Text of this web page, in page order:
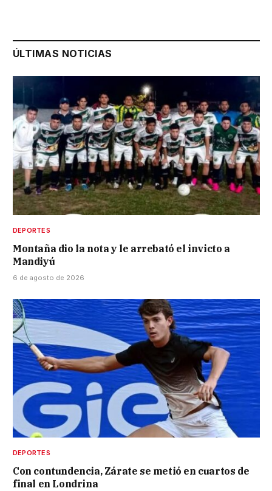
ÚLTIMAS NOTICIAS
DEPORTES
Montaña dio la nota y le arrebató el invicto a
Mandiyú
6 de agosto de 2026
DEPORTES
Con contundencia, Zárate se metió en cuartos de
final en Londrina